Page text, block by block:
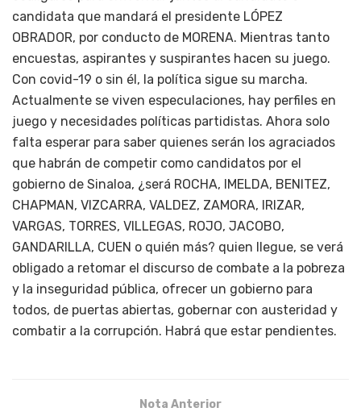
candidata que mandará el presidente LÓPEZ
OBRADOR, por conducto de MORENA. Mientras tanto
encuestas, aspirantes y suspirantes hacen su juego.
Con covid-19 o sin él, la política sigue su marcha.
Actualmente se viven especulaciones, hay perfiles en
juego y necesidades políticas partidistas. Ahora solo
falta esperar para saber quienes serán los agraciados
que habrán de competir como candidatos por el
gobierno de Sinaloa, ¿será ROCHA, IMELDA, BENITEZ,
CHAPMAN, VIZCARRA, VALDEZ, ZAMORA, IRIZAR,
VARGAS, TORRES, VILLEGAS, ROJO, JACOBO,
GANDARILLA, CUEN o quién más? quien llegue, se verá
obligado a retomar el discurso de combate a la pobreza
y la inseguridad pública, ofrecer un gobierno para
todos, de puertas abiertas, gobernar con austeridad y
combatir a la corrupción. Habrá que estar pendientes.
Nota Anterior